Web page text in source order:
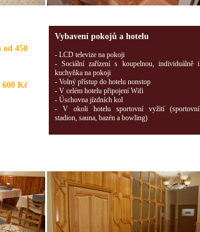
od 450
600 Kč
Vybavení pokojů a hotelu
- LCD televize na pokoji
- Sociální zařízení s koupelnou, individuálně i
kuchyňka na pokoji
- Volný přístup do hotelu nonstop
- V celém hotelu připojení Wifi
- Úschovna jízdních kol
- V okoli hotelu sportovní vyžití (sportovní
stadion, sauna, bazén a bowling)